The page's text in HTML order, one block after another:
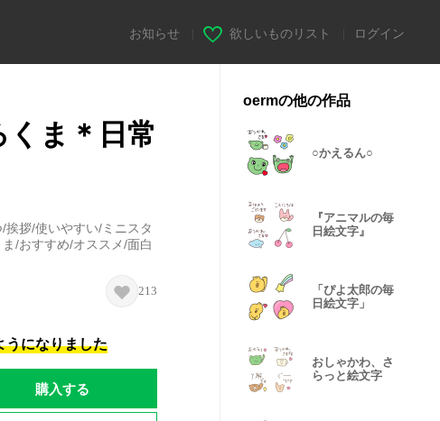
お知らせ 欲しいものリスト ログイン
くま＊日常
拶/使いやすい/ミニスタ
/おすすめ/オススメ/面白
213
うになりました
購入する
oermの他の作品
○かえるん○
『アニマルの毎
日絵文字』
「ぴよ太郎の毎
日絵文字」
おしゃかわ、さ
らっと絵文字